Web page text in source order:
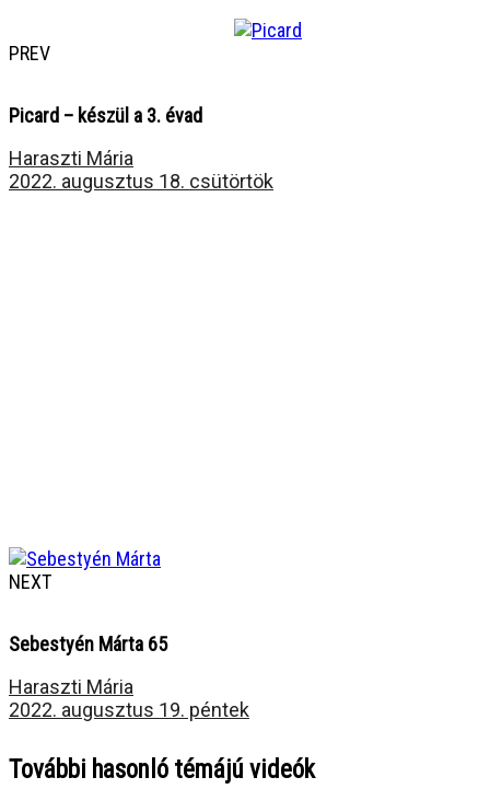
PREV
Picard – készül a 3. évad
Haraszti Mária
2022. augusztus 18. csütörtök
NEXT
Sebestyén Márta 65
Haraszti Mária
2022. augusztus 19. péntek
További hasonló témájú videók